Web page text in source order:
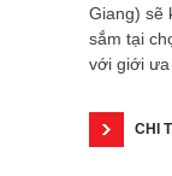
Giang) sẽ
sắm tại
với giới ưa
CHI